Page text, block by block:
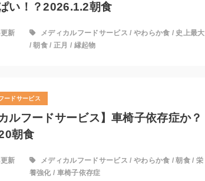
い！？2026.1.2朝食
新 メディカルフードサービス / やわらか食 / 史上最大
/朝食/ 正月 / 縁起物
ードサービス
ルフードサービス】車椅子依存症か？
朝食
新 メディカルフードサービス / やわらか食 /朝食 /栄
養強化/ 車椅子依存症